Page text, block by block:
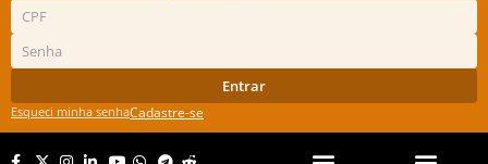
Entrar
Esqueci minha senhaCadastre-se